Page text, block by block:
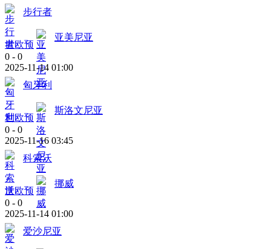
步行者
世欧预
亚美尼亚
0 - 0
2025-11-14 01:00
匈牙利
世欧预
斯洛文尼亚
0 - 0
2025-11-16 03:45
科索沃
世欧预
挪威
0 - 0
2025-11-14 01:00
爱沙尼亚